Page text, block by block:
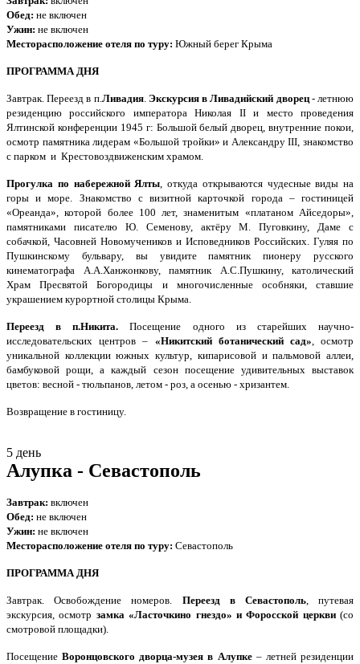
Обед: не включен
Ужин: не включен
Месторасположение отеля по туру: Южный берег Крыма
ПРОГРАММА ДНЯ
Завтрак. Переезд в п.Ливадия. Экскурсия в Ливадийский дворец- летнюю
резиденцию российского императора Николая II и место проведения
Ялтинской конференции 1945 г: Большой белый дворец, внутренние покои,
осмотр памятника лидерам «Большой тройки» и Александру III, знакомство
с парком и Крестовоздвиженским храмом.
Прогулка по набережной Ялты, откуда открываются чудесные виды на
горы и море. Знакомство с визитной карточкой города – гостиницей
«Ореанда», которой более 100 лет, знаменитым «платаном Айседоры»,
памятниками писателю Ю. Семенову, актёру М. Пуговкину, Даме с
собачкой, Часовней Новомучеников и Исповедников Российских. Гуляя по
Пушкинскому бульвару, вы увидите памятник пионеру русского
кинематографа А.А.Ханжонкову, памятник А.С.Пушкину, католический
Храм Пресвятой Богородицы и многочисленные особняки, ставшие
украшением курортной столицы Крыма.
Переезд в п.Никита.Посещение одного из старейших научно-
исследовательских центров – «Никитский ботанический сад», осмотр
уникальной коллекции южных культур, кипарисовой и пальмовой аллеи,
бамбуковой рощи, а каждый сезон посещение удивительных выставок
цветов: весной - тюльпанов, летом - роз, а осенью - хризантем.
Возвращение в гостиницу.
5 день
Алупка - Севастополь
Завтрак: включен
Обед: не включен
Ужин: не включен
Месторасположение отеля по туру: Севастополь
ПРОГРАММА ДНЯ
Завтрак. Освобождение номеров. Переезд в Севастополь, путевая
экскурсия, осмотр замка «Ласточкино гнездо» и Форосской церкви(со
смотровой площадки).
Посещение Воронцовского дворца-музея в Алупке– летней резиденции